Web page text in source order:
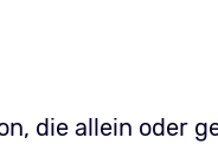
die allein oder